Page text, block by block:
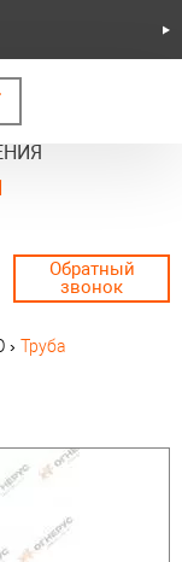
Обратный
звонок
› Труба